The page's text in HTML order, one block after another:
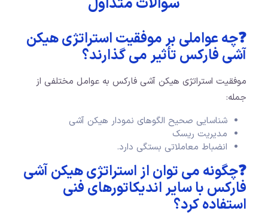
❓چه عواملی بر موفقیت استراتژی هیکن
آشی فارکس تأثیر می گذارند؟
موفقیت استراتژی هیکن آشی فارکس به عوامل مختلفی از
جمله:
شناسایی صحیح الگوهای نمودار هیکن آشی
مدیریت ریسک
انضباط معاملاتی بستگی دارد.
❓چگونه می توان از استراتژی هیکن آشی
فارکس با سایر اندیکاتورهای فنی
استفاده کرد؟